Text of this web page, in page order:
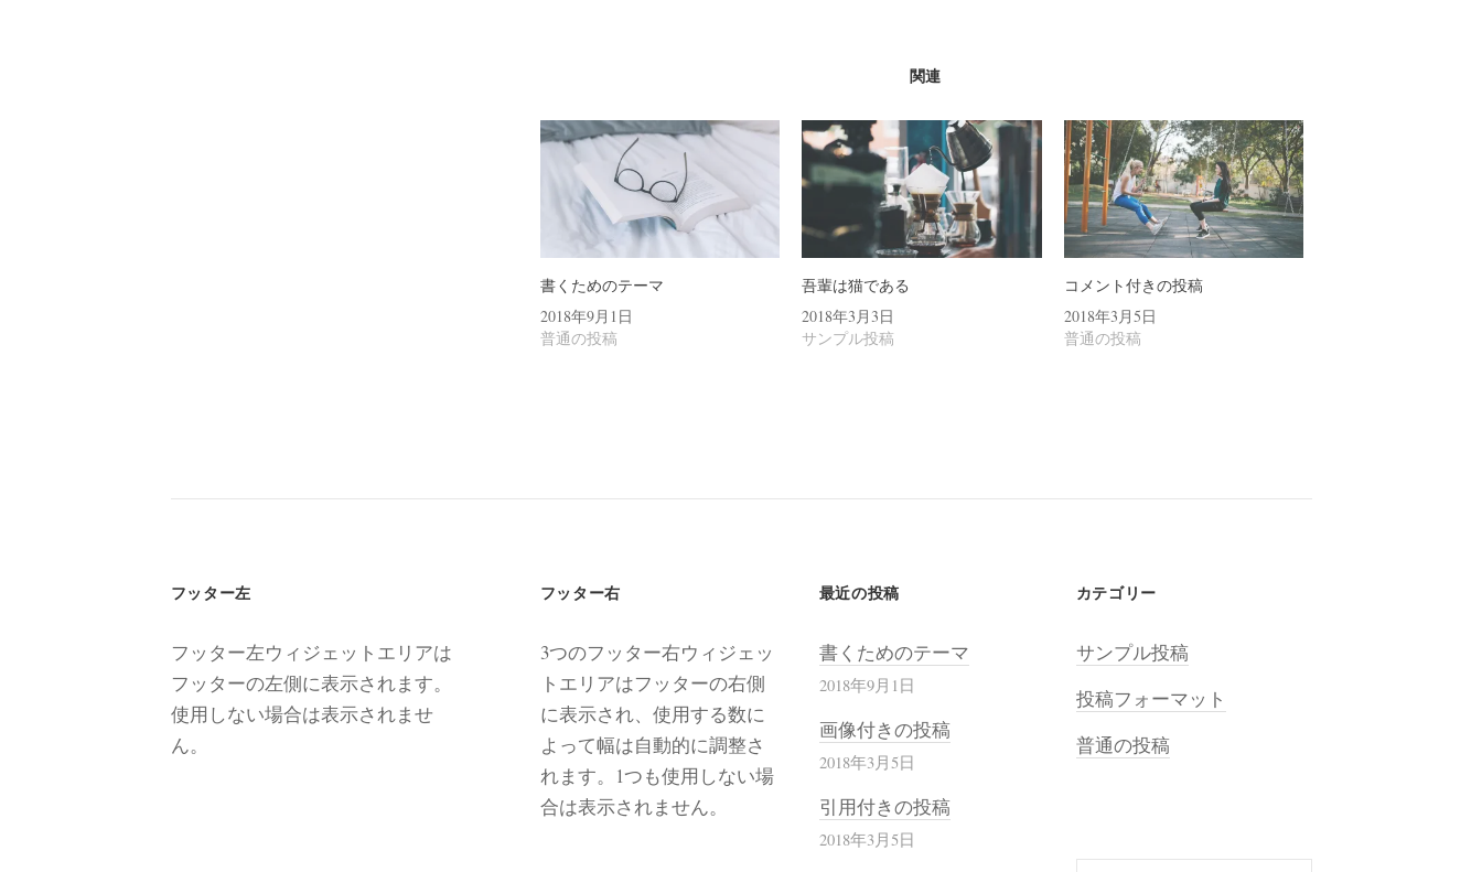
シ
関連
書くためのテーマ
2018年9月1日
普通の投稿
吾輩は猫である
2018年3月3日
サンプル投稿
コメント付きの投稿
2018年3月5日
普通の投稿
フッター左
フッター左ウィジェットエリアは
フッターの左側に表示されます。
使用しない場合は表示されませ
ん。
フッター右
3つのフッター右ウィジェッ
トエリアはフッターの右側
に表示され、使用する数に
よって幅は自動的に調整さ
れます。1つも使用しない場
合は表示されません。
最近の投稿
書くためのテーマ
2018年9月1日
画像付きの投稿
2018年3月5日
引用付きの投稿
2018年3月5日
カテゴリー
サンプル投稿
投稿フォーマット
普通の投稿